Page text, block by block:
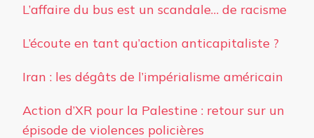
L’affaire du bus est un scandale… de racisme
L’écoute en tant qu’action anticapitaliste ?
Iran : les dégâts de l’impérialisme américain
Action d’XR pour la Palestine : retour sur un
épisode de violences policières